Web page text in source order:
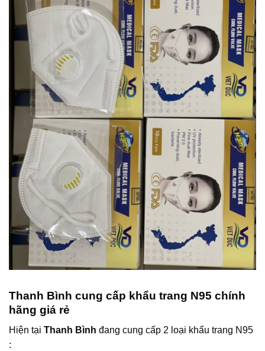
Thanh Bình cung cấp khẩu trang N95 chính
hãng giá rẻ
Hiện tại Thanh Bình đang cung cấp 2 loại khẩu trang N95
: